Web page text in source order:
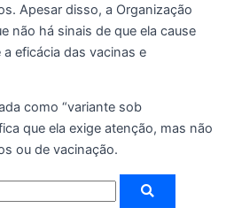
Apesar disso, a Organização
não há sinais de que ela cause
eficácia das vacinas e
como “variante sob
que ela exige atenção, mas não
ou de vacinação.